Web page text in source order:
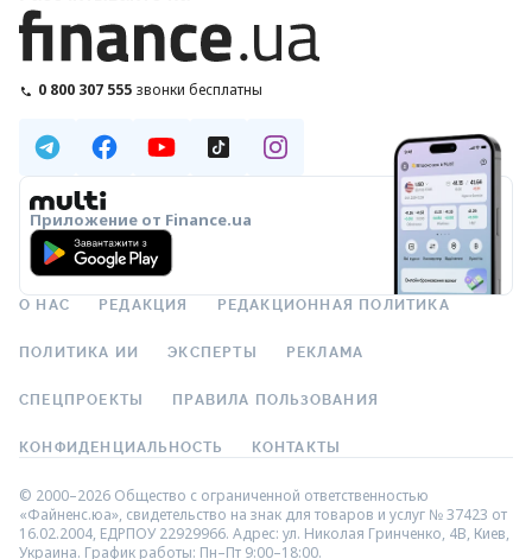
0 800 307 555 звонки бесплатны
Приложение от Finance.ua
О НАС РЕДАКЦИЯ РЕДАКЦИОННАЯ ПОЛИТИКА
ПОЛИТИКА ИИ ЭКСПЕРТЫ РЕКЛАМА
СПЕЦПРОЕКТЫ ПРАВИЛА ПОЛЬЗОВАНИЯ
КОНФИДЕНЦИАЛЬНОСТЬ КОНТАКТЫ
© 2000–2026 Общество с ограниченной ответственностью
«Файненс.юа», свидетельство на знак для товаров и услуг № 37423 от
16.02.2004, ЕДРПОУ 22929966. Адрес: ул. Николая Гринченко, 4В, Киев,
Украина. График работы: Пн–Пт 9:00–18:00.